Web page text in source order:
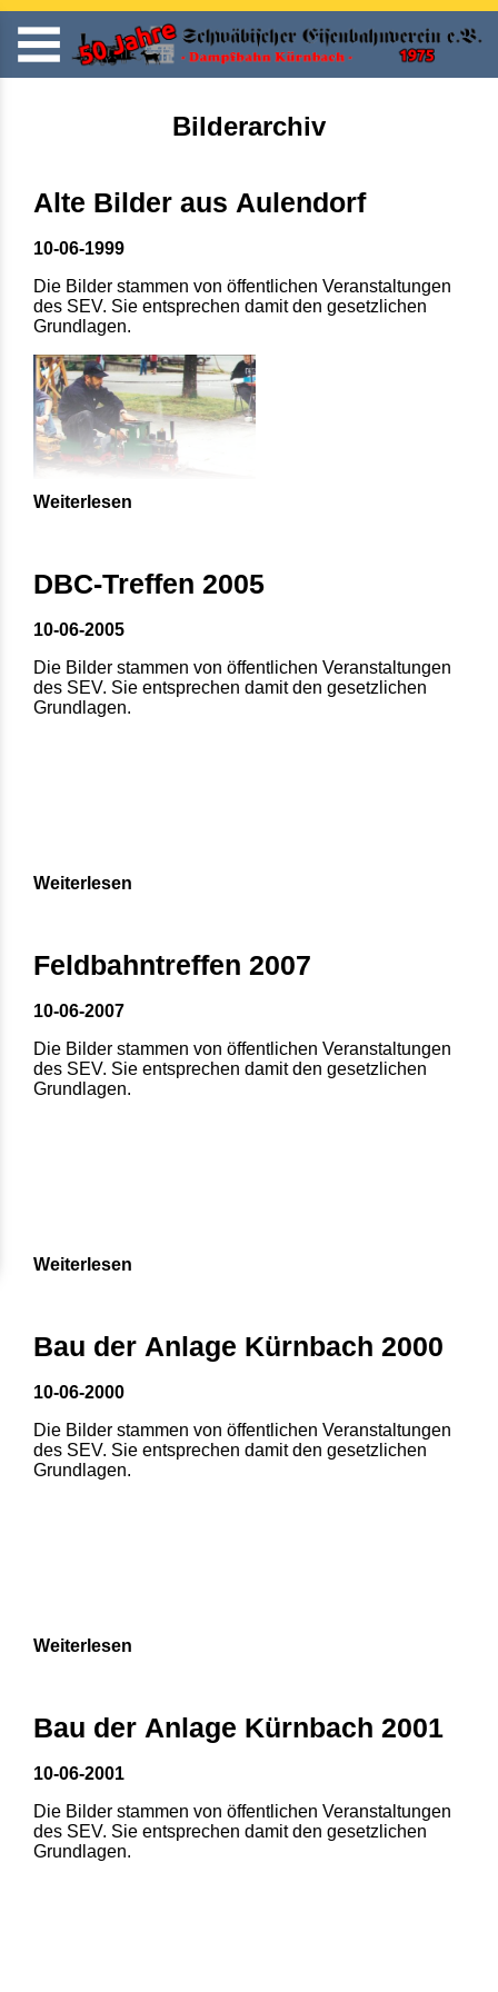
Bilderarchiv
Alte Bilder aus Aulendorf
10-06-1999
Die Bilder stammen von öffentlichen Veranstaltungen
des SEV. Sie entsprechen damit den gesetzlichen
Grundlagen.
Weiterlesen
DBC-Treffen 2005
10-06-2005
Die Bilder stammen von öffentlichen Veranstaltungen
des SEV. Sie entsprechen damit den gesetzlichen
Grundlagen.
Weiterlesen
Feldbahntreffen 2007
10-06-2007
Die Bilder stammen von öffentlichen Veranstaltungen
des SEV. Sie entsprechen damit den gesetzlichen
Grundlagen.
Weiterlesen
Bau der Anlage Kürnbach 2000
10-06-2000
Die Bilder stammen von öffentlichen Veranstaltungen
des SEV. Sie entsprechen damit den gesetzlichen
Grundlagen.
Weiterlesen
Bau der Anlage Kürnbach 2001
10-06-2001
Die Bilder stammen von öffentlichen Veranstaltungen
des SEV. Sie entsprechen damit den gesetzlichen
Grundlagen.